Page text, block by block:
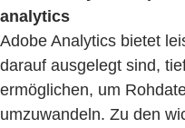
analytics
Adobe Analytics bietet
darauf ausgelegt sind,
ermöglichen, um
umzuwandeln. Zu den